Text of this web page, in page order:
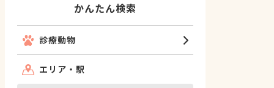
かんたん検索
診療動物
エリア・駅